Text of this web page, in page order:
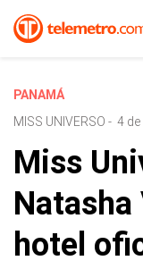
PANAMÁ
MISS UNIVERSO - 4
Miss
Natasha
hotel